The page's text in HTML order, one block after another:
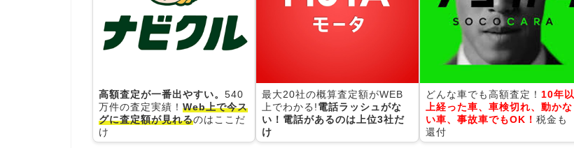
高額査定が一番出やすい。 540
万件の査定実績！ Web上で今ス
グに査定額が見れるのはここだ
け
最大20社の概算査定額がWEB
上でわかる!電話ラッシュがな
い！電話があるのは上位3社だ
け
どんな車でも高額査定！ 10年以
上経った車、車検切れ、動かな
い車、事故車でもOK！ 税金も
還付